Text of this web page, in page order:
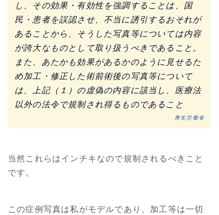
し、その効果・有効性を強調することは、国
民・患者を誤認させ、不当に誘引するおそれが
あることから、そうした写真等については内容
が誇大なものとして取り扱うべきであること。
また、あたかも効果があるかのように見せるた
め加工・修正した術前術後の写真等について
は、上記（１）の虚偽の内容に該当し、医療法
以外の法令で規制され得るものであること
厚生労働省
当然これらはインチキなので規制されるべきこと
です。
この症例写真は私がモデルであり、加工等は一切